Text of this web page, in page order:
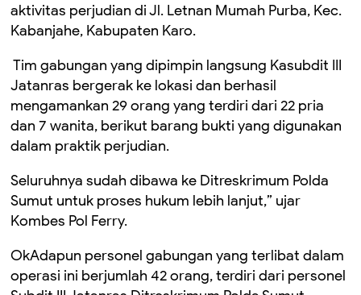
aktivitas perjudian di Jl. Letnan Mumah Purba, Kec.
Kabanjahe, Kabupaten Karo.
Tim gabungan yang dipimpin langsung Kasubdit III
Jatanras bergerak ke lokasi dan berhasil
mengamankan 29 orang yang terdiri dari 22 pria
dan 7 wanita, berikut barang bukti yang digunakan
dalam praktik perjudian.
Seluruhnya sudah dibawa ke Ditreskrimum Polda
Sumut untuk proses hukum lebih lanjut,” ujar
Kombes Pol Ferry.
OkAdapun personel gabungan yang terlibat dalam
operasi ini berjumlah 42 orang, terdiri dari personel